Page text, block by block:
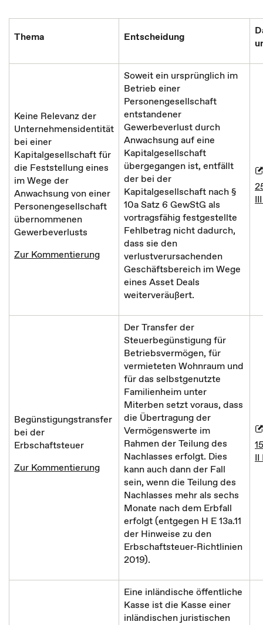
Thema Entscheidung
Keine Relevanz der
Unternehmensidentität
bei einer
Kapitalgesellschaft für
die Feststellung eines
im Wege der
Anwachsung von einer
Personengesellschaft
übernommenen
Gewerbeverlusts
Zur Kommentierung
Soweit ein ursprünglich im
Betrieb einer
Personengesellschaft
entstandener
Gewerbeverlust durch
Anwachsung auf eine
Kapitalgesellschaft
übergegangen ist, entfällt
der bei der
Kapitalgesellschaft nach §
10a Satz 6 GewStG als
vortragsfähig festgestellte
Fehlbetrag nicht dadurch,
dass sie den
verlustverursachenden
Geschäftsbereich im Wege
eines Asset Deals
weiterveräußert.
Begünstigungstransfer
bei der
Erbschaftsteuer
Zur Kommentierung
Der Transfer der
Steuerbegünstigung für
Betriebsvermögen, für
vermieteten Wohnraum und
für das selbstgenutzte
Familienheim unter
Miterben setzt voraus, dass
die Übertragung der
Vermögenswerte im
Rahmen der Teilung des
Nachlasses erfolgt. Dies
kann auch dann der Fall
sein, wenn die Teilung des
Nachlasses mehr als sechs
Monate nach dem Erbfall
erfolgt (entgegen H E 13a.11
der Hinweise zu den
Erbschaftsteuer-Richtlinien
2019).
II
Eine inländische öffentliche
Kasse ist die Kasse einer
inländischen juristischen